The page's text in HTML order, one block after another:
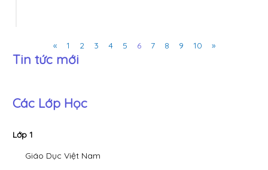
«Previous
1 2 3 4 5 6 7 8 9 10 »Next
Tin tức mới
Các Lớp Học
Lớp 1
Giáo Dục Việt Nam